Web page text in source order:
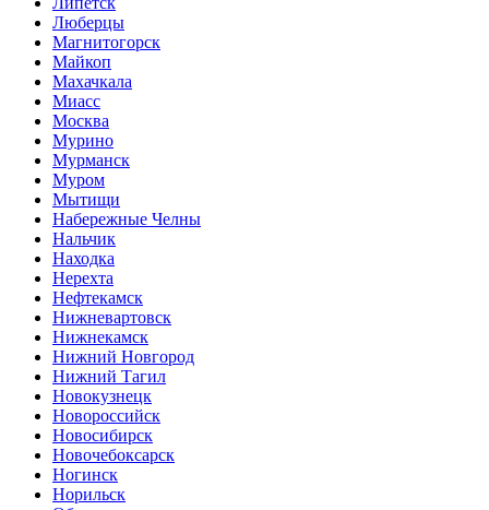
Люберцы
Магнитогорск
Майкоп
Махачкала
Миасс
Москва
Мурино
Мурманск
Муром
Мытищи
Набережные Челны
Нальчик
Находка
Нерехта
Нефтекамск
Нижневартовск
Нижнекамск
Нижний Новгород
Нижний Тагил
Новокузнецк
Новороссийск
Новосибирск
Новочебоксарск
Ногинск
Норильск